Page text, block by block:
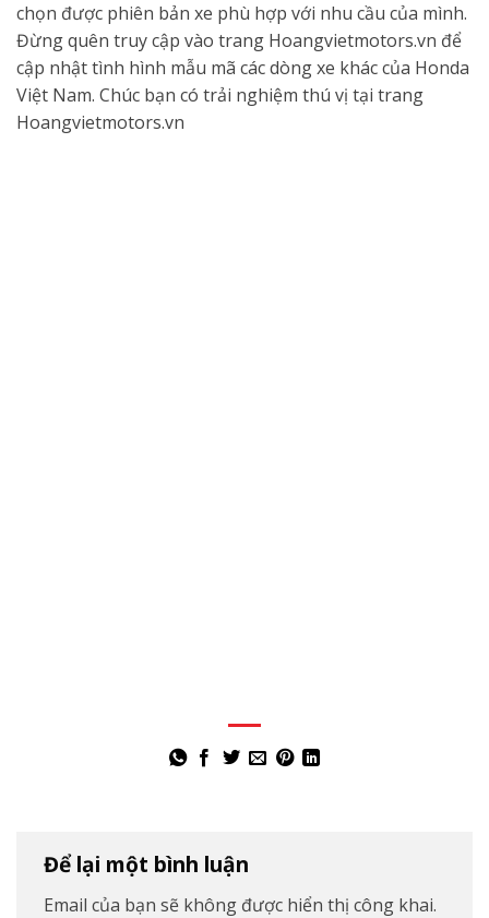
chọn được phiên bản xe phù hợp với nhu cầu của mình.
Đừng quên truy cập vào trang Hoangvietmotors.vn để
cập nhật tình hình mẫu mã các dòng xe khác của Honda
Việt Nam. Chúc bạn có trải nghiệm thú vị tại trang
Hoangvietmotors.vn
Để lại một bình luận
Email của bạn sẽ không được hiển thị công khai.